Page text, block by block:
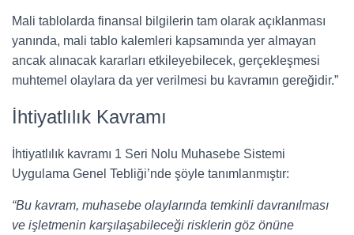
Mali tablolarda finansal bilgilerin tam olarak açıklanması
yanında, mali tablo kalemleri kapsamında yer almayan
ancak alınacak kararları etkileyebilecek, gerçekleşmesi
muhtemel olaylara da yer verilmesi bu kavramın gereğidir.”
İhtiyatlılık Kavramı
İhtiyatlılık kavramı 1 Seri Nolu Muhasebe Sistemi
Uygulama Genel Tebliği’nde şöyle tanımlanmıştır:
“Bu kavram, muhasebe olaylarında temkinli davranılması
ve işletmenin karşılaşabileceği risklerin göz önüne